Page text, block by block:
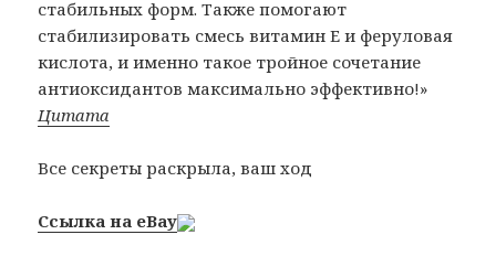
стабильных форм. Также помогают
стабилизировать смесь витамин Е и феруловая
кислота, и именно такое тройное сочетание
антиоксидантов максимально эффективно!»
Цитата
Все секреты раскрыла, ваш ход
Ссылка на eBay